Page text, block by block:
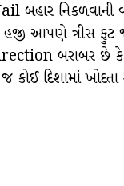
નિકળવાની
આપણે ત્રીસ
બરાબર છે
દિશામાં ખોદતા